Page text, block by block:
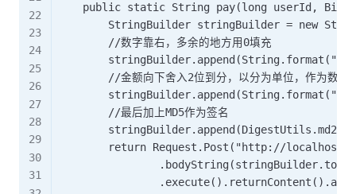
public static String pay(long userId,
StringBuilder stringBuilder = new
        //数字靠右，多余的地方用0填充
//金额向下舍入2位到分，以分为单位，作为数字
        //最后加上MD5作为签名
return Request.Post("http://